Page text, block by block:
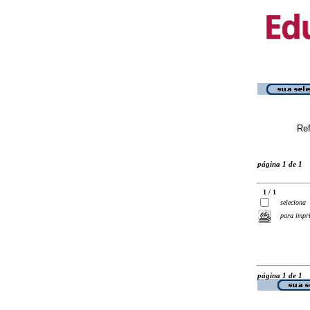
página 1 de 1
1 / 1
seleciona
para
página 1 de 1